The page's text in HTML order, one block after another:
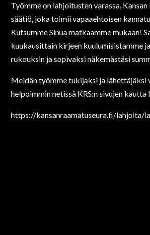
Työmme on lahjoitusten varassa,
säätiö, joka toimii vapaaehtoisen
Kutsumme Sinua matkaamme mukaan!
kuukausittain kirjeen kuulumisistamme
rukouksin ja sopivaksi näkemästäsi
Meidän työmme tukijaksi ja
helpoimmin netissä KRS:n sivujen kautta
https://kansanraamatuseura.fi/lahjoita/